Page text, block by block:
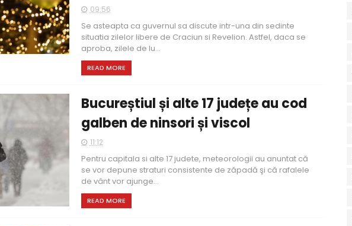
09:56
Se asteapta ca guvernul sa discute intr-una din sedinte
situatia zilelor libere de Craciun si Revelion. Astfel, daca se
aproba, zilele de lu...
READ MORE
Bucureștiul și alte 17 județe au cod
galben de ninsori și viscol
11:12
Pentru capitala si alte 17 judete, meteorologii au anuntat că
se vor depune straturi consistente de zăpadă şi că rafalele
de vânt vor ajunge...
READ MORE